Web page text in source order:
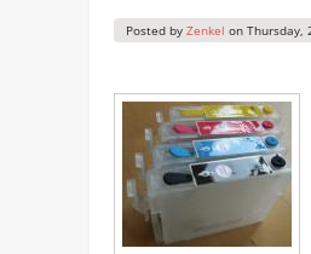
Posted by Zenkel on Thursday,